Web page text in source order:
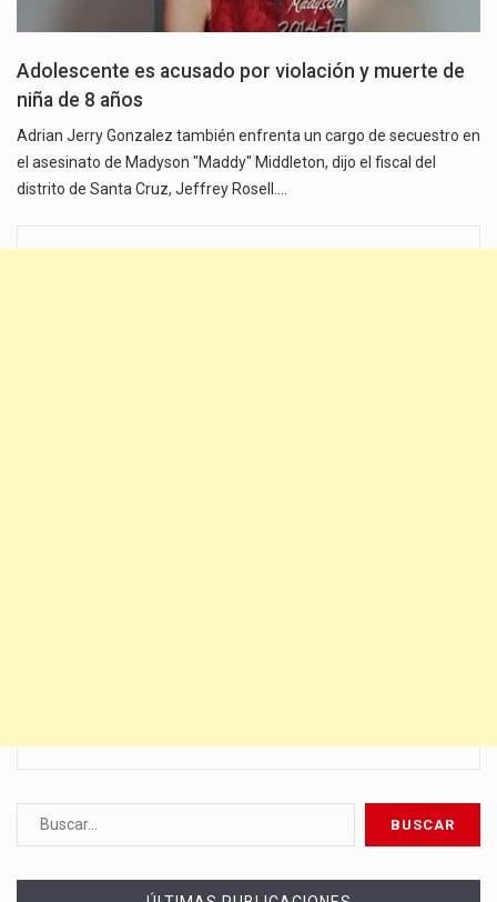
Adolescente es acusado por violación y muerte de
niña de 8 años
Adrian Jerry Gonzalez también enfrenta un cargo de secuestro en
el asesinato de Madyson "Maddy" Middleton, dijo el fiscal del
distrito de Santa Cruz, Jeffrey Rosell.…